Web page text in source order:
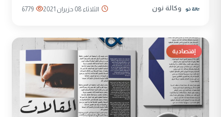
وكالة نون الثلاثاء 08 حزيران 2021 6779
إقتصادية